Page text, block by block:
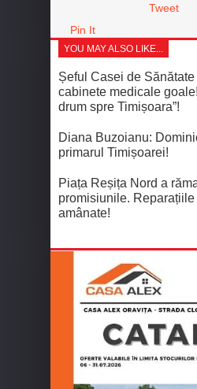
Tweet
Pin It
YOU MAY ALSO LIKE...
Șeful Casei de
cabinete medicale
drum spre Timișoara”!
Diana Buzoianu:
primarul Timișoarei!
Piața Reșița Nord a
promisiunile.
amânate!